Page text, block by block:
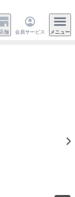
店舗 会員サービス メニュー